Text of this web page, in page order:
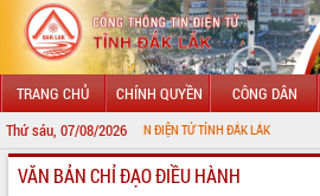
TRANG CHỦ CHÍNH QUYỀN CÔNG DÂN
Thứ sáu, 07/08/2026
THÔNG TIN ĐIỆN TỬ TỈNH ĐẮK LẮK
GIỚI THIỆU
VĂN BẢN CHỈ ĐẠO ĐIỀU HÀNH